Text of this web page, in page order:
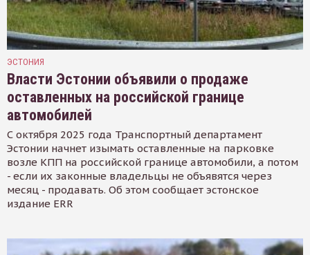
ЭСТОНИЯ
Власти Эстонии объявили о продаже
оставленных на российской границе
автомобилей
С октября 2025 года Транспортный департамент
Эстонии начнет изымать оставленные на парковке
возле КПП на российской границе автомобили, а потом
- если их законные владельцы не объявятся через
месяц - продавать. Об этом сообщает эстонское
издание ERR